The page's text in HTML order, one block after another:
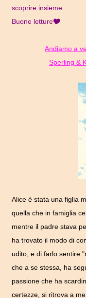
scoprire insieme.
Buone letture🎔
Andiamo a
Sperling
Alice è stata una figlia
quella che in famiglia
mentre il padre stava
ha trovato il modo di
udito, e di farlo sentire
che a se stessa, ha
passione che ha
certezze, si ritrova a